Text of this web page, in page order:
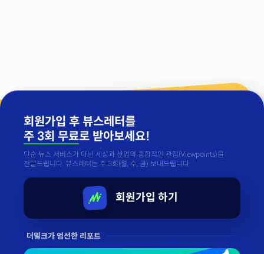
회원가입 후 뷰스레터를
주 3회 무료로 받아보세요!
단순 뉴스 서비스가 아닌 세상과 산업의 종합적인 관점(Viewpoints)을
전달드립니다. 뷰스레터는 주 3회(월, 수, 금) 보내드립니다.
회원가입 하기
더밀크가 엄선한 리포트